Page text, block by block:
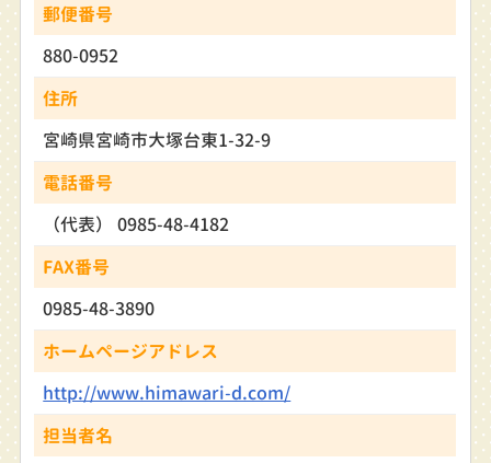
郵便番号
880-0952
住所
宮崎県宮崎市大塚台東1-32-9
電話番号
（代表） 0985-48-4182
FAX番号
0985-48-3890
ホームページアドレス
http://www.himawari-d.com/
担当者名